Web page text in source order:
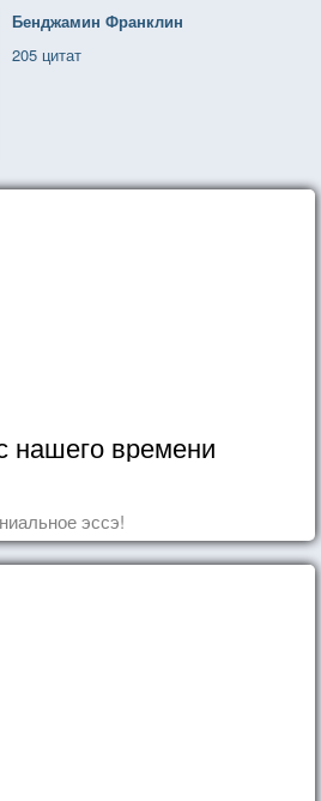
Бенджамин Франклин
205 цитат
нашего времени
эссэ!